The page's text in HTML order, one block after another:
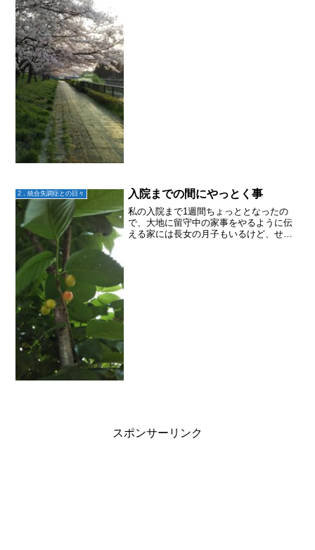
2．統合失調症との日々 入院までの間にやっとく事
私の入院まで1週間ちょっととなったの
で、大地に留守中の家事をやるように伝
える家には長女の月子もいるけど、せっ
スポンサーリンク